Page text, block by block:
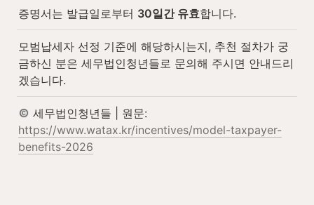
증명서는 발급일로부터 30일간 유효합니다.
모범납세자 선정 기준에 해당하시는지, 추천 절차가 궁
금하신 분은 세무법인청년들로 문의해 주시면 안내드리
겠습니다.
https://www.watax.kr/incentives/model-taxpayer-
benefits-2026